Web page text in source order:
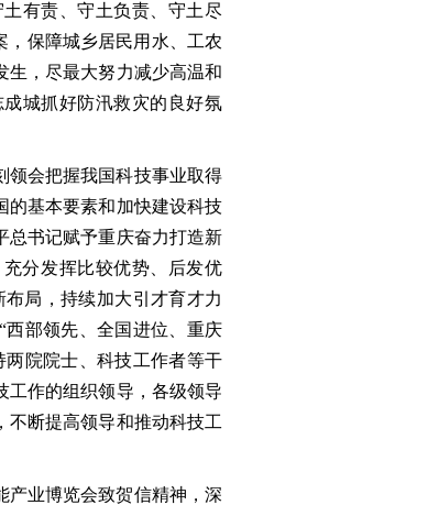
有责、守土负责、守土尽
，保障城乡居民用水、工农
生，尽最大努力减少高温和
城抓好防汛救灾的良好氛
领会把握我国科技事业取得
的基本要素和加快建设科技
总书记赋予重庆奋力打造新
分发挥比较优势、后发优
局，持续加大引才育才力
西部领先、全国进位、重庆
院院士、科技工作者等干
工作的组织领导，各级领导
不断提高领导和推动科技工
产业博览会致贺信精神，深